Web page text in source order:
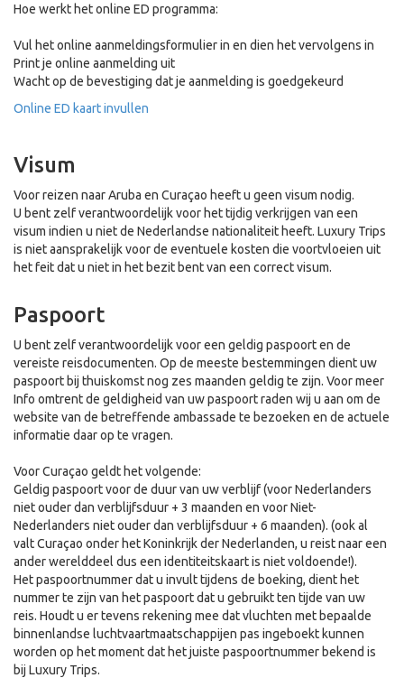
Hoe werkt het online ED programma:
Vul het online aanmeldingsformulier in en dien het vervolgens in
Print je online aanmelding uit
Wacht op de bevestiging dat je aanmelding is goedgekeurd
Online ED kaart invullen
Visum
Voor reizen naar Aruba en Curaçao heeft u geen visum nodig.
U bent zelf verantwoordelijk voor het tijdig verkrijgen van een
visum indien u niet de Nederlandse nationaliteit heeft. Luxury Trips
is niet aansprakelijk voor de eventuele kosten die voortvloeien uit
het feit dat u niet in het bezit bent van een correct visum.
Paspoort
U bent zelf verantwoordelijk voor een geldig paspoort en de
vereiste reisdocumenten. Op de meeste bestemmingen dient uw
paspoort bij thuiskomst nog zes maanden geldig te zijn. Voor meer
Info omtrent de geldigheid van uw paspoort raden wij u aan om de
website van de betreffende ambassade te bezoeken en de actuele
informatie daar op te vragen.
Voor Curaçao geldt het volgende:
Geldig paspoort voor de duur van uw verblijf (voor Nederlanders
niet ouder dan verblijfsduur + 3 maanden en voor Niet-
Nederlanders niet ouder dan verblijfsduur + 6 maanden). (ook al
valt Curaçao onder het Koninkrijk der Nederlanden, u reist naar een
ander werelddeel dus een identiteitskaart is niet voldoende!).
Het paspoortnummer dat u invult tijdens de boeking, dient het
nummer te zijn van het paspoort dat u gebruikt ten tijde van uw
reis. Houdt u er tevens rekening mee dat vluchten met bepaalde
binnenlandse luchtvaartmaatschappijen pas ingeboekt kunnen
worden op het moment dat het juiste paspoortnummer bekend is
bij Luxury Trips.